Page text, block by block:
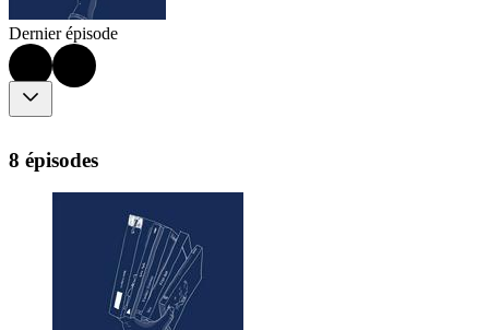
Dernier épisode
8 épisodes